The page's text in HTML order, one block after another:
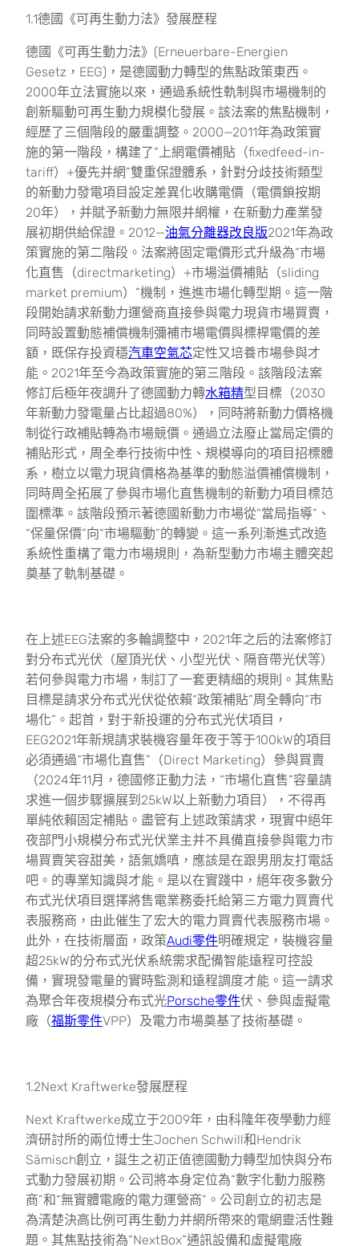
1.1德國《可再生動力法》發展歷程
德國《可再生動力法》(Erneuerbare-Energien
Gesetz，EEG)，是德國動力轉型的焦點政策東西。
2000年立法實施以來，通過系統性軌制與市場機制的
創新驅動可再生動力規模化發展。該法案的焦點機制，
經歷了三個階段的嚴重調整。2000—2011年為政策實
施的第一階段，構建了“上網電價補貼（fixedfeed-in-
tariff）+優先并網”雙重保證體系，針對分歧技術類型
的新動力發電項目設定差異化收購電價（電價鎖按期
20年），并賦予新動力無限并網權，在新動力產業發
展初期供給保證。2012—油氣分離器改良版2021年為政
策實施的第二階段。法案將固定電價形式升級為“市場
化直售（directmarketing）+市場溢價補貼（sliding
market premium）”機制，進進市場化轉型期。這一階
段開始請求新動力運營商直接參與電力現貨市場買賣，
同時設置動態補償機制彌補市場電價與標桿電價的差
額，既保存投資穩汽車空氣芯定性又培養市場參與才
能。2021年至今為政策實施的第三階段。該階段法案
修訂后極年夜調升了德國動力轉水箱精型目標（2030
年新動力發電量占比超過80%），同時將新動力價格機
制從行政補貼轉為市場競價。通過立法廢止當局定價的
補貼形式，周全奉行技術中性、規模導向的項目招標體
系，樹立以電力現貨價格為基準的動態溢價補償機制，
同時周全拓展了參與市場化直售機制的新動力項目標范
圍標準。該階段預示著德國新動力市場從“當局指導”、
“保量保價”向“市場驅動”的轉變。這一系列漸進式改造
系統性重構了電力市場規則，為新型動力市場主體突起
奠基了軌制基礎。
在上述EEG法案的多輪調整中，2021年之后的法案修訂
對分布式光伏（屋頂光伏、小型光伏、隔音帶光伏等）
若何參與電力市場，制訂了一套更精細的規則。其焦點
目標是請求分布式光伏從依賴“政策補貼”周全轉向“市
場化”。起首，對于新投運的分布式光伏項目，
EEG2021年新規請求裝機容量年夜于等于100kW的項目
必須通過“市場化直售”（Direct Marketing）參與買賣
（2024年11月，德國修正動力法，“市場化直售”容量請
求進一個步驟擴展到25kW以上新動力項目），不得再
單純依賴固定補貼。盡管有上述政策請求，現實中絕年
夜部門小規模分布式光伏業主并不具備直接參與電力市
場買賣笑容甜美，語氣嬌嗔，應該是在跟男朋友打電話
吧。的專業知識與才能。是以在實踐中，絕年夜多數分
布式光伏項目選擇將售電業務委托給第三方電力買賣代
表服務商，由此催生了宏大的電力買賣代表服務市場。
此外，在技術層面，政策Audi零件明確規定，裝機容量
超25kW的分布式光伏系統需求配備智能遠程可控設
備，實現發電量的實時監測和遠程調度才能。這一請求
為聚合年夜規模分布式光Porsche零件伏、參與虛擬電
廠（福斯零件VPP）及電力市場奠基了技術基礎。
1.2Next Kraftwerke發展歷程
Next Kraftwerke成立于2009年，由科隆年夜學動力經
濟研討所的兩位博士生Jochen Schwill和Hendrik
Sämisch創立，誕生之初正值德國動力轉型加快與分布
式動力發展初期。公司將本身定位為“數字化動力服務
商”和“無實體電廠的電力運營商”。公司創立的初志是
為清楚決高比例可再生動力并網所帶來的電網靈活性難
題。其焦點技術為“NextBox”通訊設備和虛擬電廠